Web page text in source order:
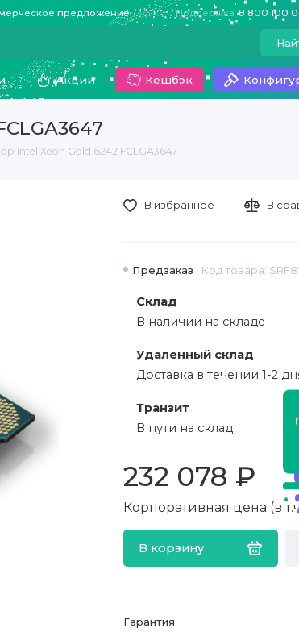
предложение Поддержка 8 800 100
Акции Кешбэк
Intel Xeon Gold 6242 FCLGA3647
Предзаказ Код товара:
Склад
В наличии на складе
Удаленный склад
Доставка в течении 1-2
Транзит
В пути на склад
232 078 ₽
Корпоративная цена (в
В корзину
В избранное В
Гарантия